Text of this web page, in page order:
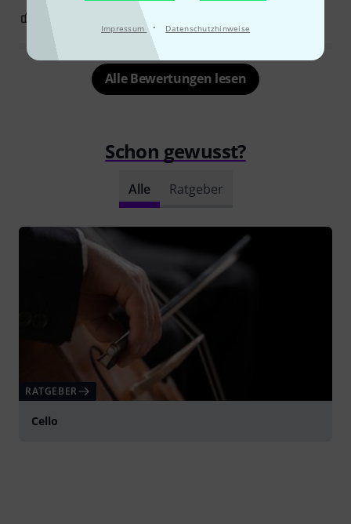
Impressum · Datenschutzhinweise
BEWERTUNG MELDEN
Alle Bewertungen lesen
Schon gewusst?
Alle Ratgeber
RATGEBER
Cello